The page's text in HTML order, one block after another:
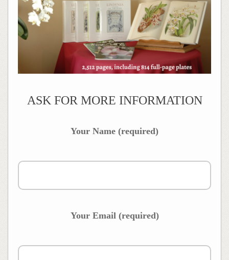
ASK FOR MORE INFORMATION
Your Name (required)
Your Email (required)